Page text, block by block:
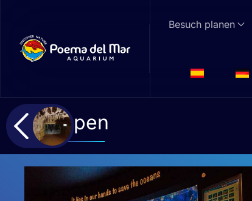
Besuch planen
Tropen